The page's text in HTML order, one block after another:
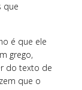
que
é que ele
grego,
do texto de
que o